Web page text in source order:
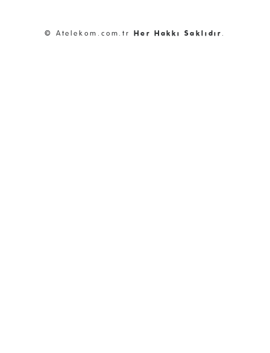
© Atelekom.com.trHer Hakkı Saklıdır .